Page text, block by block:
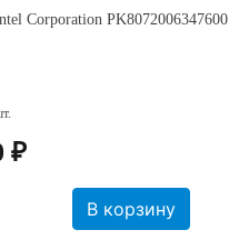
Corporation PK8072006347600
₽
В корзину